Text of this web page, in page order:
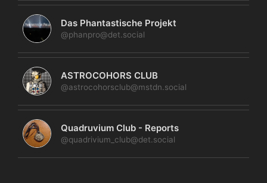
Das Phantastische Projekt
@phanpro@det.social
ASTROCOHORS CLUB
@astrocohorsclub@mstdn.social
Quadruvium Club - Reports
@quadrivium_club@det.social